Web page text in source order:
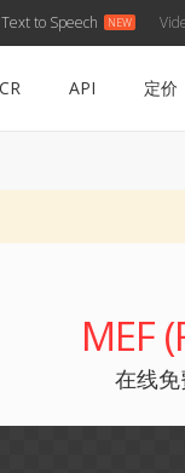
Text to Speech
API 定价
MEF
在线